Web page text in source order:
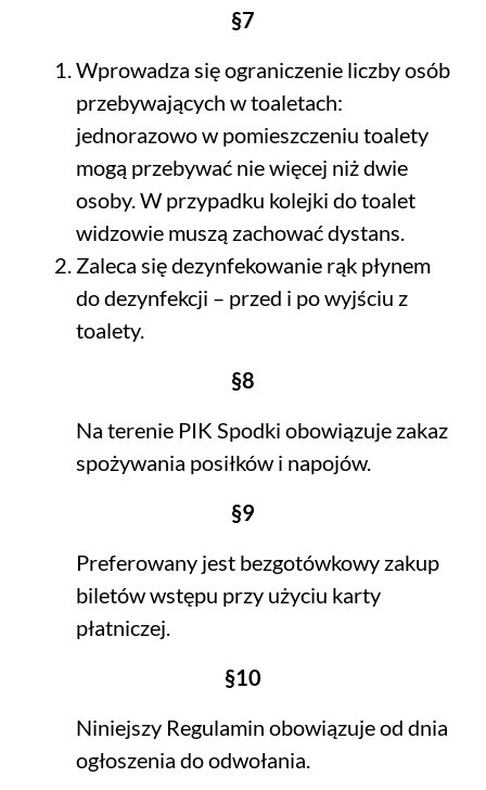
§7
Wprowadza się ograniczenie liczby osób
przebywających w toaletach:
jednorazowo w pomieszczeniu toalety
mogą przebywać nie więcej niż dwie
osoby. W przypadku kolejki do toalet
widzowie muszą zachować dystans.
Zaleca się dezynfekowanie rąk płynem
do dezynfekcji – przed i po wyjściu z
toalety.
§8
Na terenie PIK Spodki obowiązuje zakaz
spożywania posiłków i napojów.
§9
Preferowany jest bezgotówkowy zakup
biletów wstępu przy użyciu karty
płatniczej.
§10
Niniejszy Regulamin obowiązuje od dnia
ogłoszenia do odwołania.